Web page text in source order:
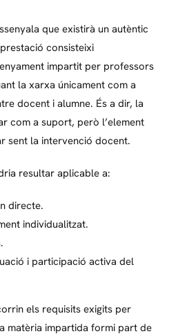
que existirà un autèntic
consisteixi
impartit per professors
la xarxa únicament com a
docent i alumne. És a dir, la
com a suport, però l’element
sent la intervenció docent.
resultar aplicable a:
directe.
individualitzat.
i participació activa del
els requisits exigits per
matèria impartida formi part de